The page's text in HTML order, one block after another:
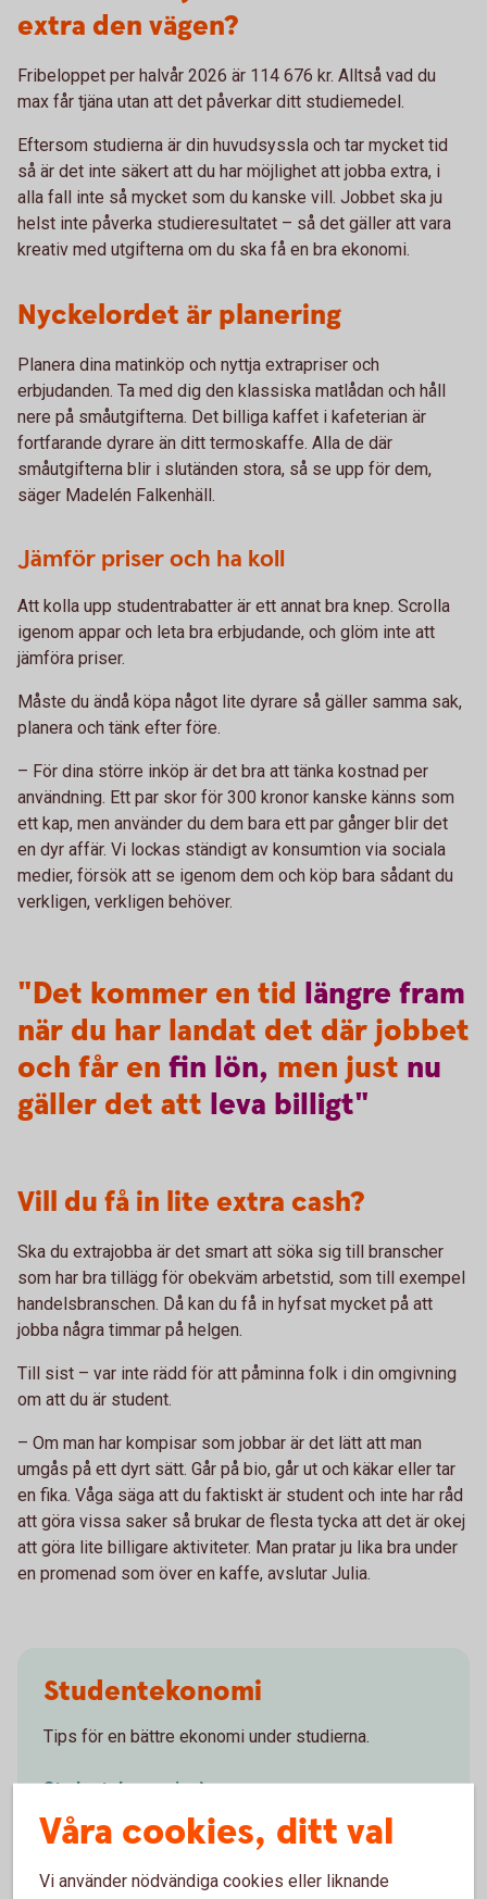
extra den vägen?
Fribeloppet per halvår 2026 är 114 676 kr. Alltså vad du
max får tjäna utan att det påverkar ditt studiemedel.
Eftersom studierna är din huvudsyssla och tar mycket tid
så är det inte säkert att du har möjlighet att jobba extra, i
alla fall inte så mycket som du kanske vill. Jobbet ska ju
helst inte påverka studieresultatet – så det gäller att vara
kreativ med utgifterna om du ska få en bra ekonomi.
Nyckelordet är planering
Planera dina matinköp och nyttja extrapriser och
erbjudanden. Ta med dig den klassiska matlådan och håll
nere på småutgifterna. Det billiga kaffet i kafeterian är
fortfarande dyrare än ditt termoskaffe. Alla de där
småutgifterna blir i slutänden stora, så se upp för dem,
säger Madelén Falkenhäll.
Jämför priser och ha koll
Att kolla upp studentrabatter är ett annat bra knep. Scrolla
igenom appar och leta bra erbjudande, och glöm inte att
jämföra priser.
Måste du ändå köpa något lite dyrare så gäller samma sak,
planera och tänk efter före.
– För dina större inköp är det bra att tänka kostnad per
användning. Ett par skor för 300 kronor kanske känns som
ett kap, men använder du dem bara ett par gånger blir det
en dyr affär. Vi lockas ständigt av konsumtion via sociala
medier, försök att se igenom dem och köp bara sådant du
verkligen, verkligen behöver.
"Det kommer en tid längre fram
när du har landat det där jobbet
och får en fin lön, men just nu
gäller det att leva billigt"
Vill du få in lite extra cash?
Ska du extrajobba är det smart att söka sig till branscher
som har bra tillägg för obekväm arbetstid, som till exempel
handelsbranschen. Då kan du få in hyfsat mycket på att
jobba några timmar på helgen.
Till sist – var inte rädd för att påminna folk i din omgivning
om att du är student.
– Om man har kompisar som jobbar är det lätt att man
umgås på ett dyrt sätt. Går på bio, går ut och käkar eller tar
en fika. Våga säga att du faktiskt är student och inte har råd
att göra vissa saker så brukar de flesta tycka att det är okej
att göra lite billigare aktiviteter. Man pratar ju lika bra under
en promenad som över en kaffe, avslutar Julia.
Studentekonomi
Tips för en bättre ekonomi under studierna.
Studentekonomi
Våra cookies, ditt val
Vi använder nödvändiga cookies eller liknande